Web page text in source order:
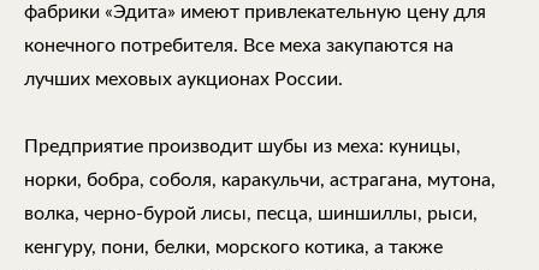
фабрики «Эдита» имеют привлекательную цену для
конечного потребителя. Все меха закупаются на
лучших меховых аукционах России.
Предприятие производит шубы из меха: куницы,
норки, бобра, соболя, каракульчи, астрагана, мутона,
волка, черно-бурой лисы, песца, шиншиллы, рыси,
кенгуру, пони, белки, морского котика, а также